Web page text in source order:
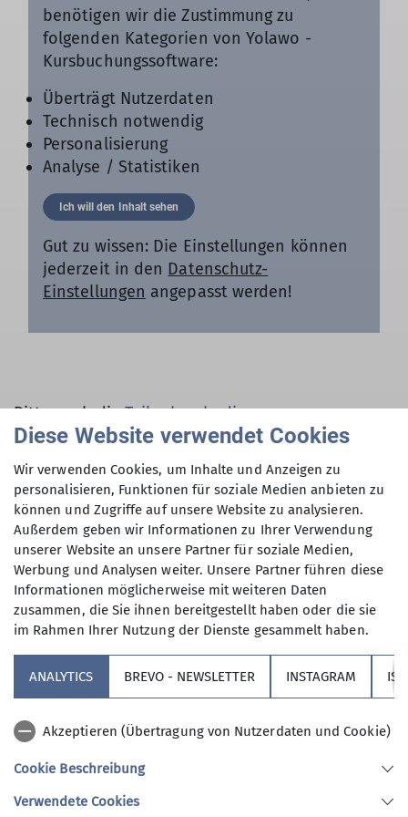
limitierten Teilnahmezahlen.
benötigen wir die Zustimmung zu
folgenden Kategorien von Yolawo -
Kursbuchungssoftware:
Überträgt Nutzerdaten
Technisch notwendig
Personalisierung
Analyse / Statistiken
Ich will den Inhalt sehen
Gut zu wissen: Die Einstellungen können
jederzeit in den Datenschutz-
Einstellungen angepasst werden!
Bitte auch dieTeilnahmebedingungenzu unserem
Ausbildungs- und Tourenprogramm beachten.
Informationen zu denSchwierigkeitsbewertungen
(Technik & Kondition) sind hier zu finden.
Sektion
Service
Sektion Augsburg des Deutschen Alpenvereins e.V.
Diese Website verwendet Cookies
Wir verwenden Cookies, um Inhalte und Anzeigen zu
personalisieren, Funktionen für soziale Medien anbieten zu
können und Zugriffe auf unsere Website zu analysieren.
Außerdem geben wir Informationen zu Ihrer Verwendung
unserer Website an unsere Partner für soziale Medien,
Werbung und Analysen weiter. Unsere Partner führen diese
Informationen möglicherweise mit weiteren Daten
zusammen, die Sie ihnen bereitgestellt haben oder die sie
im Rahmen Ihrer Nutzung der Dienste gesammelt haben.
ANALYTICS BREVO - NEWSLETTER INSTAGRAM
Akzeptieren (Übertragung von Nutzerdaten und Cookie)
Cookie Beschreibung
Verwendete Cookies